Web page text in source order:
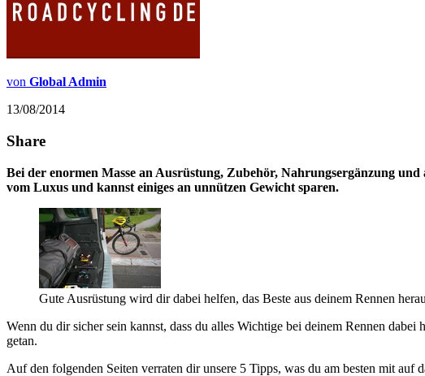
von Global Admin
13/08/2014
Share
Bei der enormen Masse an Ausrüstung, Zubehör, Nahrungsergänzung
vom Luxus und kannst einiges an unnützen Gewicht sparen.
Gute Ausrüstung wird dir dabei helfen, das Beste aus deinem Rennen
Wenn du dir sicher sein kannst, dass du alles Wichtige bei deinem Rennen
getan.
Auf den folgenden Seiten verraten dir unsere 5 Tipps, was du am besten mit auf